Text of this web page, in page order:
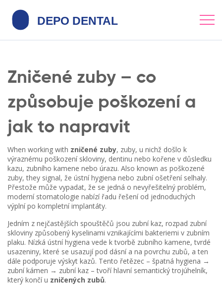
Zničené zuby – co
způsobuje poškození a
jak to napravit
When working with zničené zuby, zuby, u nichž došlo k
výraznému poškození skloviny, dentinu nebo kořene v důsledku
kazu, zubního kamene nebo úrazu. Also known as poškozené
zuby, they signal, že ústní hygiena nebo zubní ošetření selhaly.
Přestože může vypadat, že se jedná o nevyřešitelný problém,
moderní stomatologie nabízí řadu řešení od jednoduchých
výplní po kompletní implantáty.
Jedním z nejčastějších spouštěčů jsou zubní kaz, rozpad zubní
skloviny způsobený kyselinami vznikajícími bakteriemi v zubním
plaku. Nízká ústní hygiena vede k tvorbě zubního kamene,tvrdé
usazeniny, které se usazují pod dásní a na povrchu zubů, a ten
dále podporuje výskyt kazů. Tento řetězec – špatná hygiena →
zubní kámen → zubní kaz – tvoří hlavní semantický trojúhelník,
který končí u zničených zubů.